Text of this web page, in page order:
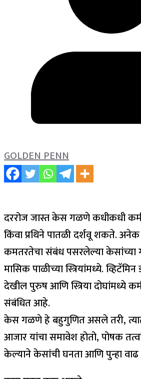
GOLDEN PENN
दररोज जास्त केस गळणे कधीकधी कमी
किंवा प्रथिने पातळी दर्शवू शकते. अनेक
कमतरतेचा संबंध पसरलेल्या केसांच्या
मासिक पाळीच्या स्त्रियांमध्ये.
देखील पुरुष आणि स्त्रिया दोघांमध्ये
संबंधित आहे.
केस गळणे हे बहुगुणित असले तरी,
आजार यांचा समावेश होतो, पोषक
केल्याने केसांची घनता आणि पुन्हा